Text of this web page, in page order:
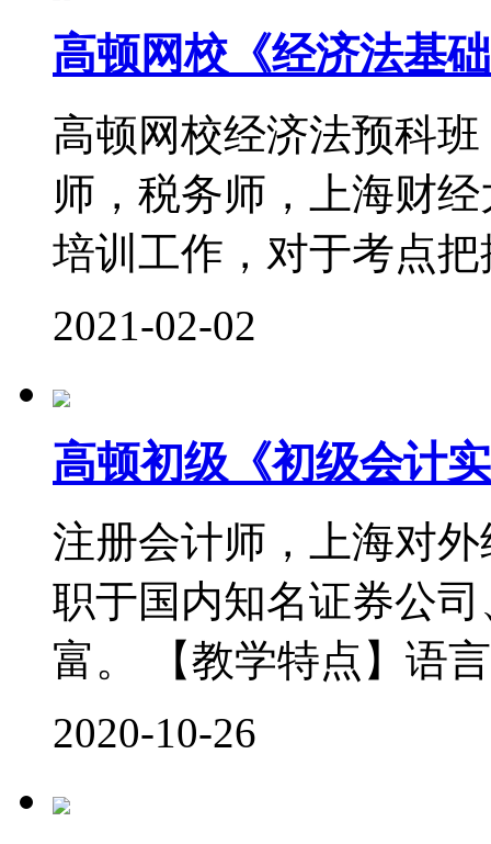
高顿网校《经济法基
高顿网校经济法预科
师，税务师，上海财
培训工作，对于考点
2021-02-02
高顿初级《初级会计
注册会计师，上海对
职于国内知名证券公
富。 【教学特点】语
2020-10-26